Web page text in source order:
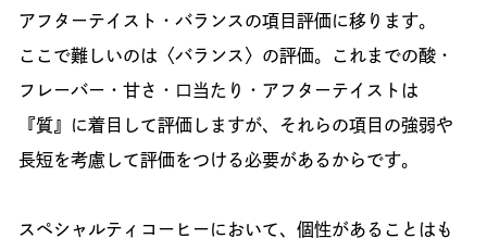
アフターテイスト・バランスの項目評価に移ります。
ここで難しいのは〈バランス〉の評価。これまでの酸・
フレーバー・甘さ・口当たり・アフターテイストは
『質』に着目して評価しますが、それらの項目の強弱や
長短を考慮して評価をつける必要があるからです。
スペシャルティコーヒーにおいて、個性があることはも